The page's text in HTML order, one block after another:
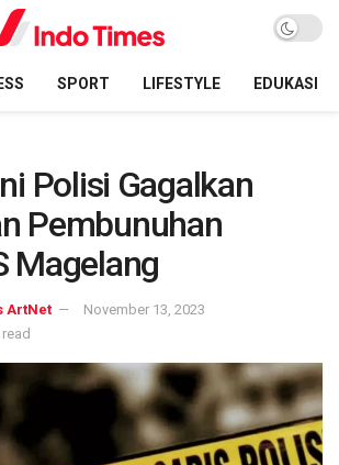
SPORT LIFESTYLE EDUKASI
Polisi Gagalkan
Pembunuhan
Magelang
ArtNet
November 13, 2023